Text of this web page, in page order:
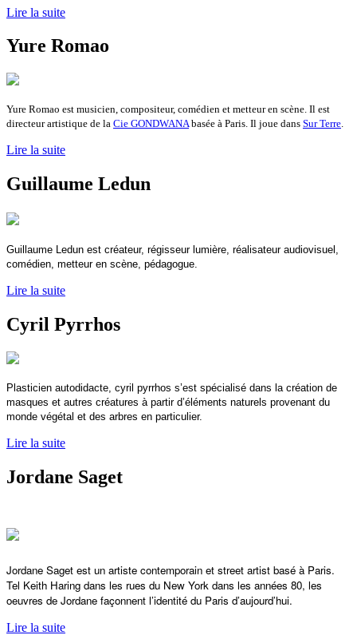
Lire la suite
Yure Romao
Yure Romao est musicien, compositeur, comédien et metteur en scène. Il est
directeur artistique de la Cie GONDWANAbasée à Paris. Il joue dans Sur Terre.
Lire la suite
Guillaume Ledun
Guillaume Ledun est créateur, régisseur lumière, réalisateur audiovisuel,
comédien, metteur en scène, pédagogue.
Lire la suite
Cyril Pyrrhos
Plasticien autodidacte, cyril pyrrhos s’est spécialisé dans la création de
masques et autres créatures à partir d’éléments naturels provenant du
monde végétal et des arbres en particulier.
Lire la suite
Jordane Saget
Jordane Saget est un artiste contemporain et street artist basé à Paris.
Tel Keith Haring dans les rues du New York dans les années 80, les
oeuvres de Jordane façonnent l’identité du Paris d’aujourd’hui.
Lire la suite